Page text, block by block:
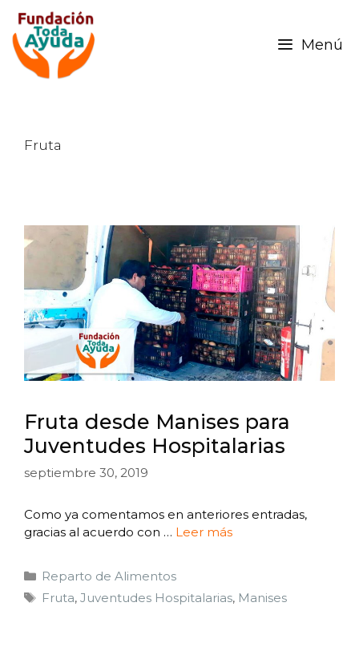
Menú
Fruta
Fruta desde Manises para
Juventudes Hospitalarias
septiembre 30, 2019
Como ya comentamos en anteriores entradas,
gracias al acuerdo con … Leer más
Reparto de Alimentos
Fruta, Juventudes Hospitalarias, Manises